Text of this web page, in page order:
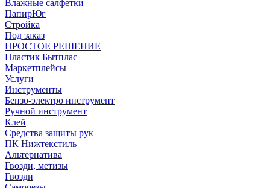
Влажные салфетки
ПапирЮг
Стройка
Под заказ
ПРОСТОЕ РЕШЕНИЕ
Пластик Бытплас
Маркетплейсы
Услуги
Инструменты
Бензо-электро инструмент
Ручной инструмент
Клей
Средства защиты рук
ПК Нижтекстиль
Альтернатива
Гвозди, метизы
Гвозди